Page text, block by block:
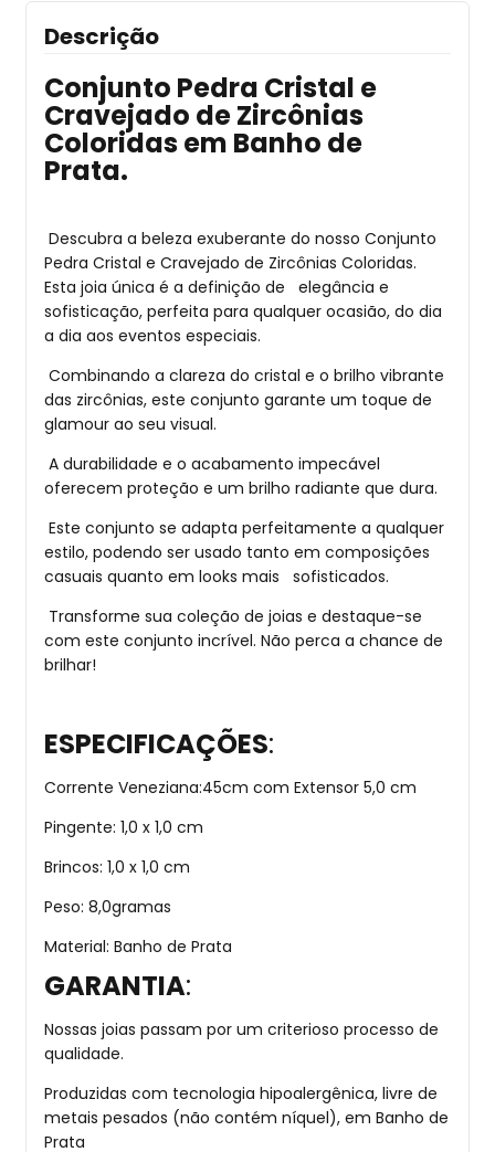
Descrição
Conjunto Pedra Cristal e
Cravejado de Zircônias
Coloridas em Banho de
Prata.
Descubra a beleza exuberante do nosso Conjunto
Pedra Cristal e Cravejado de Zircônias Coloridas.
Esta joia única é a definição de elegância e
sofisticação, perfeita para qualquer ocasião, do dia
a dia aos eventos especiais.
Combinando a clareza do cristal e o brilho vibrante
das zircônias, este conjunto garante um toque de
glamour ao seu visual.
A durabilidade e o acabamento impecável
oferecem proteção e um brilho radiante que dura.
Este conjunto se adapta perfeitamente a qualquer
estilo, podendo ser usado tanto em composições
casuais quanto em looks mais sofisticados.
Transforme sua coleção de joias e destaque-se
com este conjunto incrível. Não perca a chance de
brilhar!
ESPECIFICAÇÕES:
Corrente Veneziana:45cm com Extensor 5,0 cm
Pingente: 1,0 x 1,0 cm
Brincos: 1,0 x 1,0 cm
Peso: 8,0gramas
Material: Banho de Prata
GARANTIA:
Nossas joias passam por um criterioso processo de
qualidade.
Produzidas com tecnologia hipoalergênica, livre de
metais pesados (não contém níquel), em Banho de
Prata